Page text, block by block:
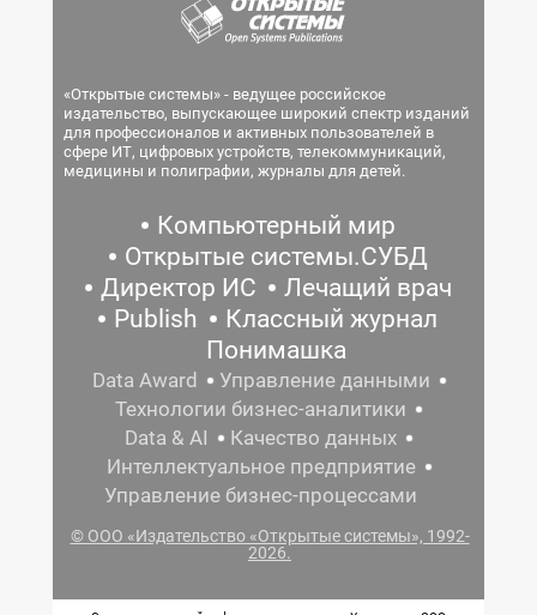
«Открытые системы» - ведущее российское
издательство, выпускающее широкий спектр изданий
для профессионалов и активных пользователей в
сфере ИТ, цифровых устройств, телекоммуникаций,
медицины и полиграфии, журналы для детей.
Компьютерный мир
Открытые системы.СУБД
Директор ИС
Лечащий врач
Publish
Классный журнал
Понимашка
Data Award
Управление данными
Технологии бизнес-аналитики
Data & AI
Качество данных
Интеллектуальное предприятие
Управление бизнес-процессами
© ООО «Издательство «Открытые системы», 1992-
2026.